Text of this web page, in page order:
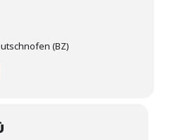
kostenpflichtig | Mitnahme
(BZ)